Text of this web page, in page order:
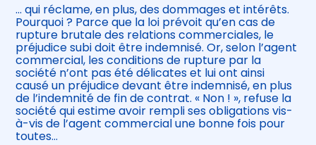
… qui réclame, en plus, des dommages et intérêts.
Pourquoi ? Parce que la loi prévoit qu’en cas de
rupture brutale des relations commerciales, le
préjudice subi doit être indemnisé. Or, selon l’agent
commercial, les conditions de rupture par la
société n’ont pas été délicates et lui ont ainsi
causé un préjudice devant être indemnisé, en plus
de l’indemnité de fin de contrat. « Non ! », refuse la
société qui estime avoir rempli ses obligations vis-
à-vis de l’agent commercial une bonne fois pour
toutes…